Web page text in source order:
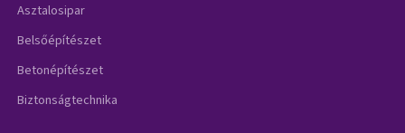
Asztalosipar
Belsőépítészet
Betonépítészet
Biztonságtechnika